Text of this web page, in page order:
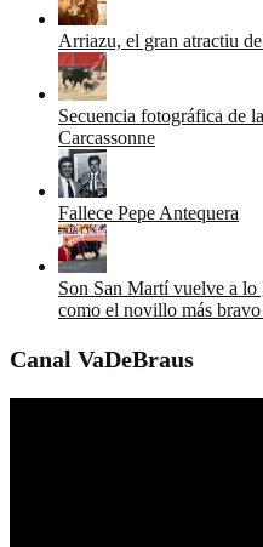
Arriazu, el gran atractiu
Secuencia fotográfica de
Carcassonne
Fallece Pepe Antequera
Son San Martí vuelve a
como el novillo más
Canal VaDeBraus